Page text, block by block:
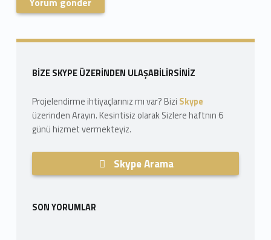
Sidebar
BIZE SKYPE ÜZERINDEN ULAŞABILIRSINIZ
Projelendirme ihtiyaçlarınız mı var? Bizi Skype
üzerinden Arayın. Kesintisiz olarak Sizlere haftnın 6
günü hizmet vermekteyiz.
Skype Arama
SON YORUMLAR